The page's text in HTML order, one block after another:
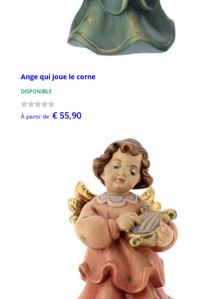
Ange qui joue le corne
DISPONIBLE
À partir de € 55,90